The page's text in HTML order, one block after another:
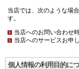
当店では、次のような場
す。
当店へのお問い合わせ
当店へのサービスお申
個人情報の利用目的に